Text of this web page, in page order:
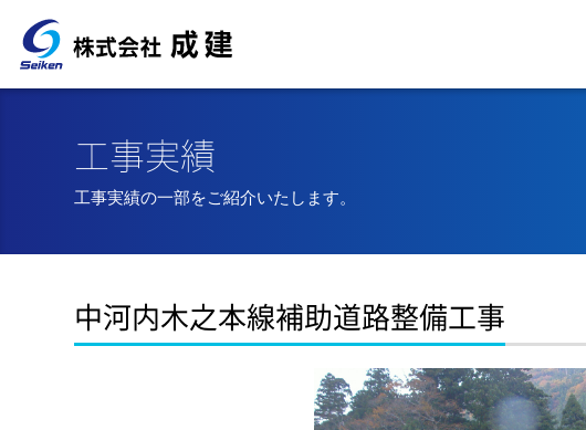
工事実績
工事実績の一部をご紹介いたします。
中河内木之本線補助道路整備工事